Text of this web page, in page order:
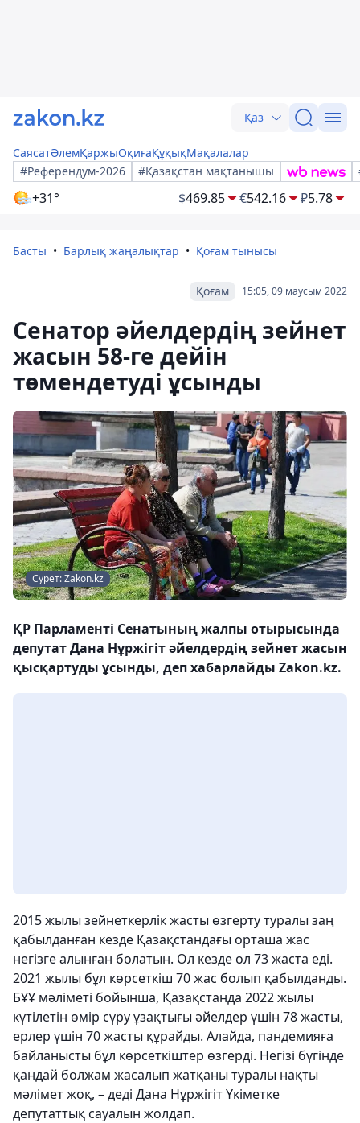
Қаз
СаясатӘлемҚаржыОқиғаҚұқықМақалалар
#Референдум-2026
#Қазақстан мақтанышы
+31° $469.85 €542.16 ₽5.78
Басты Барлық жаңалықтар Қоғам тынысы
15:05, 09 маусым 2022
Қоғам
Сенатор әйелдердің зейнет
жасын 58-ге дейін
төмендетуді ұсынды
Сурет: Zakon.kz
ҚР Парламенті Сенатының жалпы отырысында
депутат Дана Нұржігіт әйелдердің зейнет жасын
қысқартуды ұсынды, деп хабарлайды Zakon.kz.
2015 жылы зейнеткерлік жасты өзгерту туралы заң
қабылданған кезде Қазақстандағы орташа жас
негізге алынған болатын. Ол кезде ол 73 жаста еді.
2021 жылы бұл көрсеткіш 70 жас болып қабылданды.
БҰҰ мәліметі бойынша, Қазақстанда 2022 жылы
күтілетін өмір сүру ұзақтығы әйелдер үшін 78 жасты,
ерлер үшін 70 жасты құрайды. Алайда, пандемияға
байланысты бұл көрсеткіштер өзгерді. Негізі бүгінде
қандай болжам жасалып жатқаны туралы нақты
мәлімет жоқ, – деді Дана Нұржігіт Үкіметке
депутаттық сауалын жолдап.